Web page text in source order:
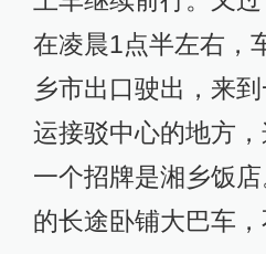
在凌晨1点半左右，
乡市出口驶出，来
运接驳中心的地方
一个招牌是湘乡饭
的长途卧铺大巴车，